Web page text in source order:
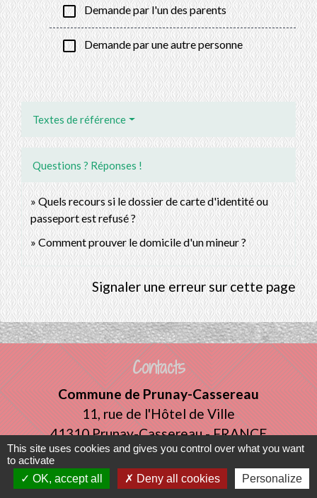
check_box_outline_blank Demande par l'un des parents
check_box_outline_blank Demande par une autre personne
Textes de référence
Questions ? Réponses !
Quels recours si le dossier de carte d'identité ou
passeport est refusé ?
Comment prouver le domicile d'un mineur ?
Signaler une erreur sur cette page
Contacts
Commune de Prunay-Cassereau
11, rue de l'Hôtel de Ville
41310 Prunay-Cassereau - FRANCE
+33 2 54 80 32 81
This site uses cookies and gives you control over what you want
to activate
OK, accept all
Deny all cookies Personalize